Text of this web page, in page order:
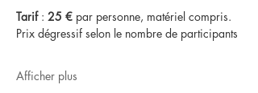
Tarif : 25 € par personne, matériel compris.
Prix dégressif selon le nombre de participants
Afficher plus